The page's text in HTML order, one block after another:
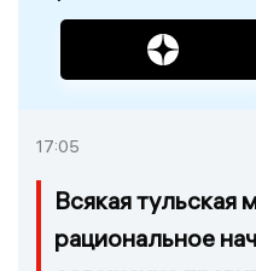
17:05
Всякая тульская
рациональное